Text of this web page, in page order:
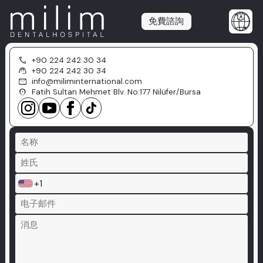
免費諮詢
call +90 224 242 30 34
support_agent +90 224 242 30 34
mail info@miliminternational.com
location_on Fatih Sultan Mehmet Blv. No:177 Nilüfer/Bursa
+1